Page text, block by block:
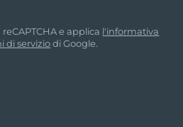
e applica l'informativa
di serviziodi Google.